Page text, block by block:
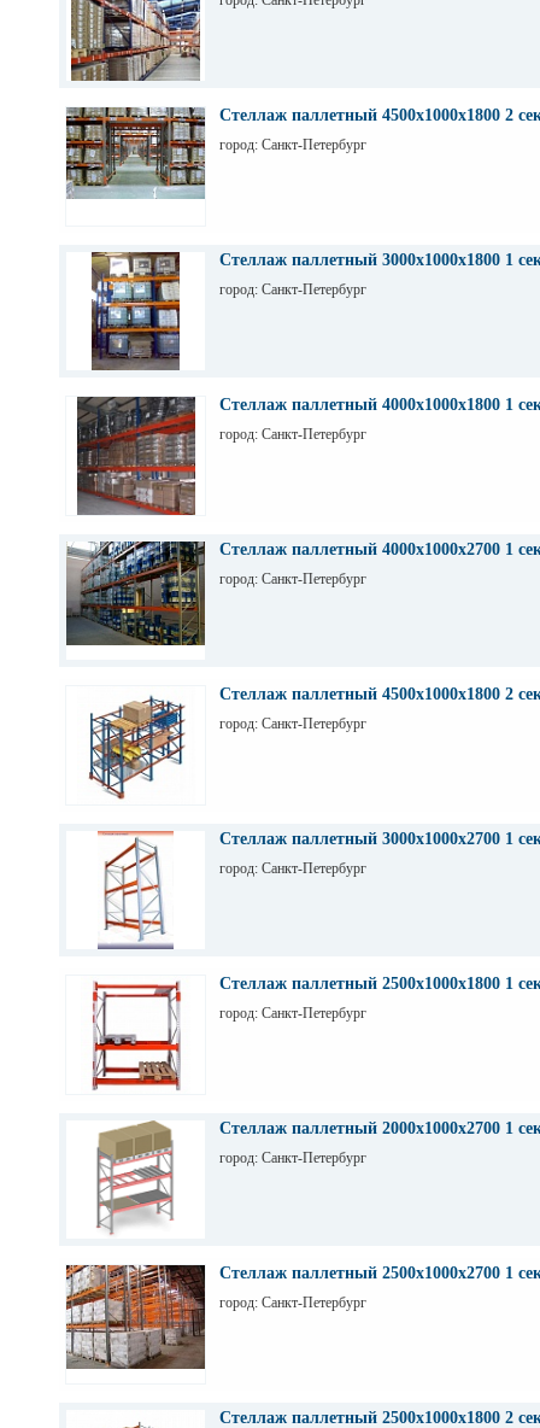
Стеллаж паллетный 4500х1000х1800 2
город: Санкт-Петербург
Стеллаж паллетный 3000х1000х1800 1
город: Санкт-Петербург
Стеллаж паллетный 4000х1000х1800 1
город: Санкт-Петербург
Стеллаж паллетный 4000х1000х2700 1
город: Санкт-Петербург
Стеллаж паллетный 4500х1000х1800 2
город: Санкт-Петербург
Стеллаж паллетный 3000х1000х2700 1
город: Санкт-Петербург
Стеллаж паллетный 2500х1000х1800 1
город: Санкт-Петербург
Стеллаж паллетный 2000х1000х2700 1
город: Санкт-Петербург
Стеллаж паллетный 2500х1000х2700 1
город: Санкт-Петербург
Стеллаж паллетный 2500х1000х1800 2